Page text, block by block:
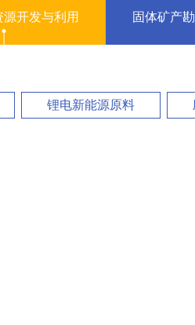
开发与利用 固体矿产
锂电新能源原料